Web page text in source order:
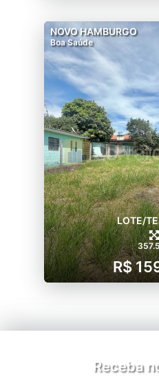
NOVO HAMBURGO
Boa Saúde
LOTE/
R$
Receba